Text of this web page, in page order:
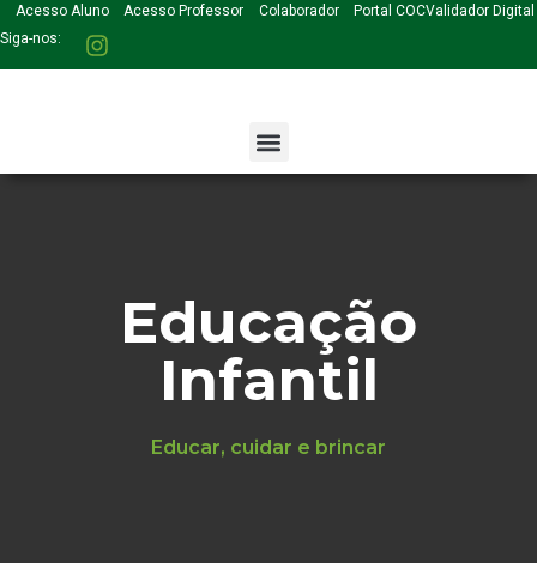
Acesso Aluno Acesso Professor Colaborador Portal COCValidador Digital
Siga-nos:
Educação
Infantil
Educar, cuidar e brincar